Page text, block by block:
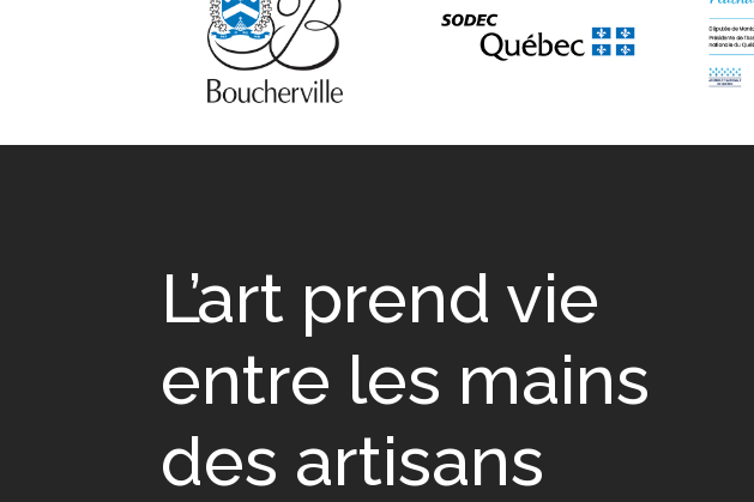
L’art prend vie
entre les mains
des artisans